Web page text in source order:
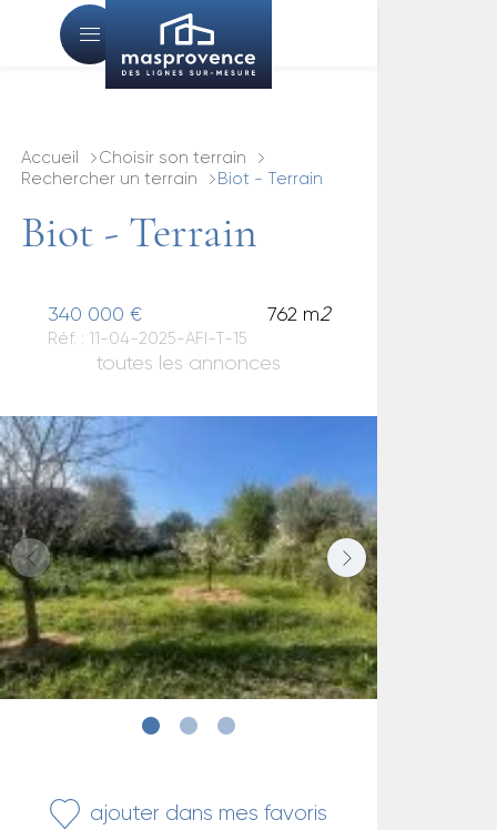
Accueil
Choisir son terrain
Rechercher un terrain
Biot - Terrain
Biot - Terrain
340 000 € 762 m2
Réf. : 11-04-2025-AFI-T-15
toutes les annonces
ajouter dans mes favoris